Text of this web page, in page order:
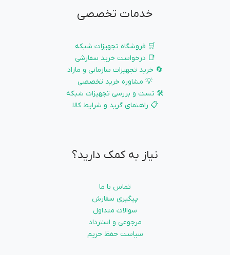
خدمات تخصصی
🛒 فروشگاه تجهیزات شبکه
📑 درخواست خرید سفارشی
🔄 خرید تجهیزات سازمانی و مازاد
💡 مشاوره خرید تخصصی
🛠️ تست و بررسی تجهیزات شبکه
📋 راهنمای گرید و شرایط کالا
نیاز به کمک دارید؟
تماس با ما
پیگیری سفارش
سوالات متداول
مرجوعی و استرداد
سیاست حفظ حریم